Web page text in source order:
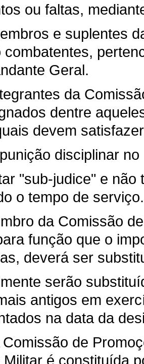
ou faltas,
e suplentes
combatentes,
Geral.
da
dentre
devem
disciplinar no
"sub-judice" e
o tempo de serviço.
da Comissão
função que o
deverá ser
serão
antigos em
na data da
Comissão de
Militar é constituída